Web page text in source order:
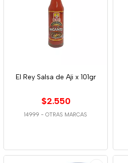
El Rey Salsa de Aji x 101gr
$2.550
14999 - OTRAS MARCAS